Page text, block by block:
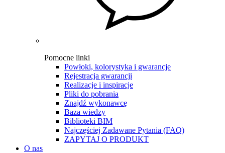
Pomocne linki
Powłoki, kolorystyka i gwarancje
Rejestracja gwarancji
Realizacje i inspiracje
Pliki do pobrania
Znajdź wykonawcę
Baza wiedzy
Biblioteki BIM
Najczęściej Zadawane Pytania (FAQ)
ZAPYTAJ O PRODUKT
O nas